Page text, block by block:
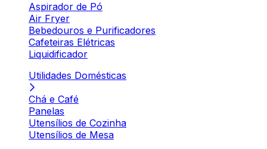
Aspirador de Pó
Air Fryer
Bebedouros e Purificadores
Cafeteiras Elétricas
Liquidificador
Utilidades Domésticas
Chá e Café
Panelas
Utensílios de Cozinha
Utensílios de Mesa